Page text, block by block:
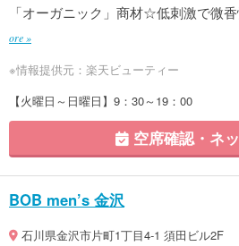
「オーガニック」商材☆低刺激で微
ore »
※情報提供元：楽天ビューティー
【火曜日～日曜日】9：30～19：00
空席確認・ネ
BOB men’s 金沢
石川県金沢市片町1丁目4-1 須田ビル2F